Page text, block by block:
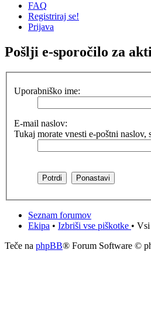
FAQ
Registriraj se!
Prijava
Pošlji e-sporočilo za
Uporabniško ime:
E-mail naslov:
Tukaj morate vnesti e-poštni naslov,
Seznam forumov
Ekipa • Izbriši vse piškotke •
Teče na phpBB® Forum Software ©